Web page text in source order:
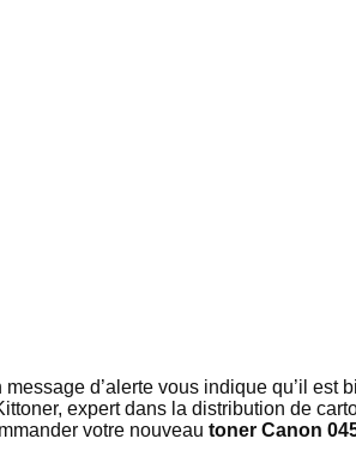
message d’alerte vous indique qu’il est
expert dans la distribution de
votre nouveau toner Canon